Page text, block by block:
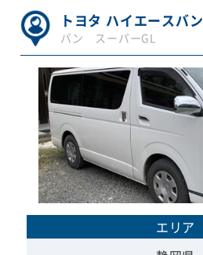
トヨタ ハイエースバン
バン スーパーGL
エリア